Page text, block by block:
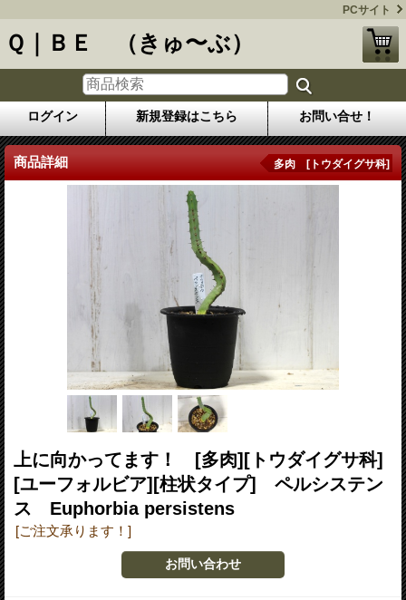
PCサイト
Ｑ｜ＢＥ （きゅ〜ぶ）
ログイン 新規登録はこちら お問い合せ！
商品詳細 多肉 [トウダイグサ科]
上に向かってます！ [多肉][トウダイグサ科]
[ユーフォルビア][柱状タイプ] ペルシステン
ス Euphorbia persistens
[ご注文承ります！]